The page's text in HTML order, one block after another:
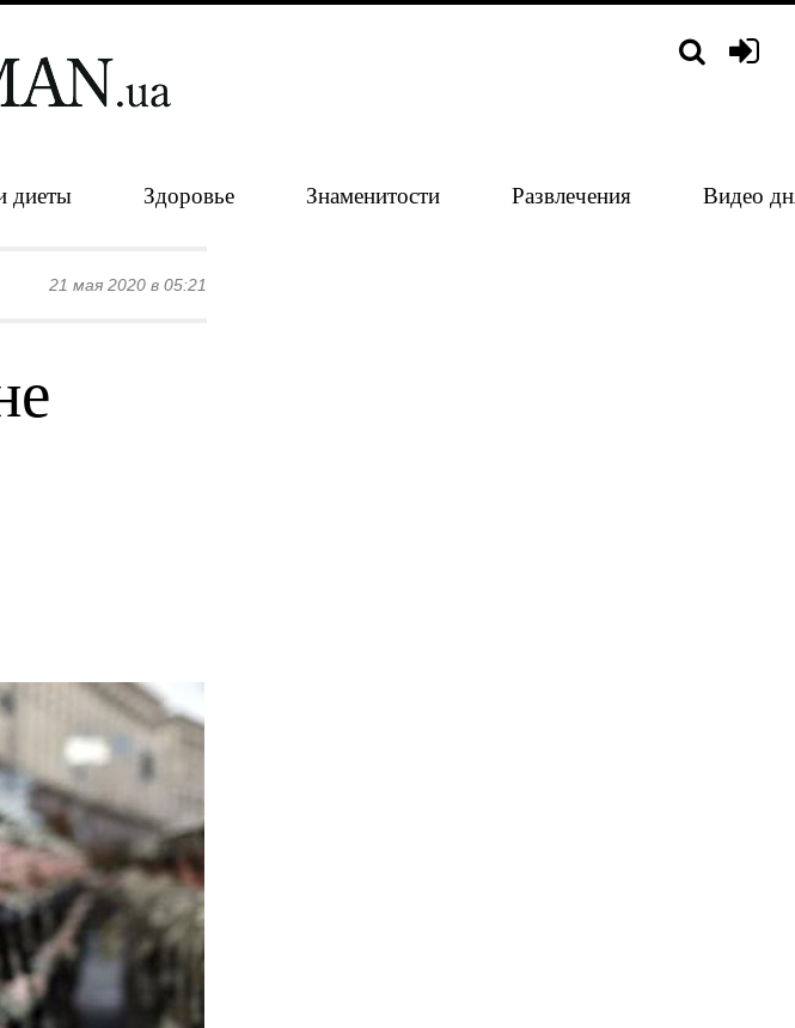
диеты Здоровье Знаменитости Развлечения Видео
21 мая 2020 в 05:21